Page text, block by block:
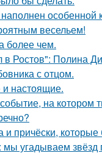
особенной
весельем!
более чем.
Ростов": Полина
с отцом.
настоящие.
на котором
и причёски, которые
мы угадываем